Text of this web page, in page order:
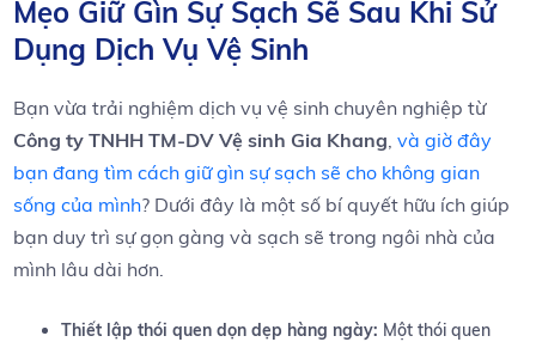
Mẹo Giữ Gìn Sự Sạch Sẽ Sau ⁢Khi‌ Sử
Dụng Dịch Vụ ⁣Vệ ‍Sinh
Bạn vừa trải nghiệm dịch vụ vệ⁣ sinh chuyên ‌nghiệp từ⁣
Công ty ‍TNHH ⁤TM-DV​ Vệ sinh Gia Khang ,và giờ ​đây
bạn đang tìm cách giữ ‍gìn ⁤sự sạch‌ sẽ ⁢cho​ không ⁢gian
sống⁤ của ‌mình? Dưới ⁣đây là một số bí quyết hữu⁤ ích giúp
bạn duy trì sự gọn gàng và‌ sạch‍ sẽ⁣ trong ngôi nhà của
mình ‍lâu dài‌ hơn.
Thiết lập ​thói quen ‌dọn⁢ dẹp hàng ngày: Một thói quen⁢